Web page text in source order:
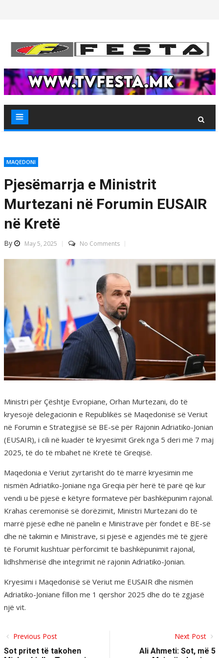
MAQEDONI
Pjesëmarrja e Ministrit
Murtezani në Forumin EUSAIR
në Kretë
By May 5, 2025 No Comments
Ministri për Çështje Evropiane, Orhan Murtezani, do të
kryesojë delegacionin e Republikës së Maqedonisë së Veriut
në Forumin e Strategjisë së BE-së për Rajonin Adriatiko-Jonian
(EUSAIR), i cili në kuadër të kryesimit Grek nga 5 deri më 7 maj
2025, të do të mbahet në Kretë të Greqisë.
Maqedonia e Veriut zyrtarisht do të marrë kryesimin me
nismën Adriatiko-Joniane nga Greqia për herë të parë që kur
vendi u bë pjesë e këtyre formateve për bashkëpunim rajonal.
Krahas ceremonisë së dorëzimit, Ministri Murtezani do të
marrë pjesë edhe në panelin e Ministrave për fondet e BE-së
dhe në takimin e Ministrave, ​​si pjesë e agjendës më të gjerë
të Forumit kushtuar përforcimit të bashkëpunimit rajonal,
lidhshmërisë dhe integrimit në rajonin Adriatiko-Jonian.
Kryesimi i Maqedonisë së Veriut me EUSAIR dhe nismën
Adriatiko-Joniane fillon me 1 qershor 2025 dhe do të zgjasë
një vit.
Previous Post
Sot pritet të takohen
Next Post
Ali Ahmeti: Sot, më 5